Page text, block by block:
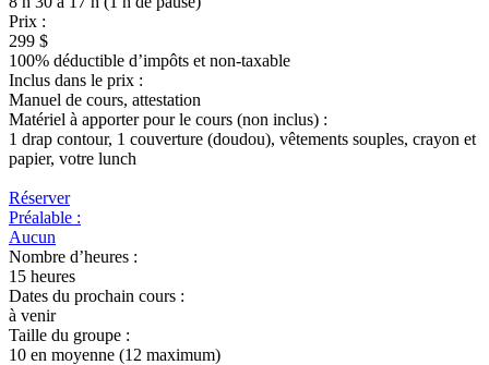
Prix :
299 $
100% déductible d’impôts et non-taxable
Inclus dans le prix :
Manuel de cours, attestation
Matériel à apporter pour le cours (non inclus) :
1 drap contour, 1 couverture (doudou), vêtements souples, crayon et
papier, votre lunch
Réserver
Préalable :
Aucun
Nombre d’heures :
15 heures
Dates du prochain cours :
à venir
Taille du groupe :
10 en moyenne (12 maximum)